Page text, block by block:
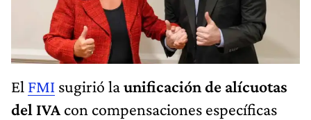
El FMI sugirió launificación de alícuotas
del IVA con compensaciones específicas